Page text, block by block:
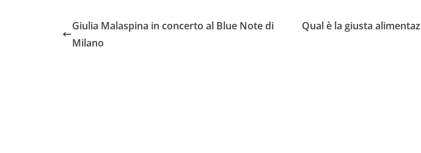
Giulia Malaspina in concerto al Blue Note di
Milano
Qual è la giusta